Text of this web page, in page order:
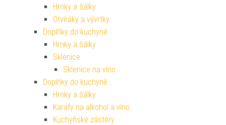
Hrnky a šálky
Otvíráky a vývrtky
Doplňky do kuchyně
Hrnky a šálky
Sklenice
Sklenice na víno
Doplňky do kuchyně
Hrnky a šálky
Karafy na alkohol a víno
Kuchyňské zástěry